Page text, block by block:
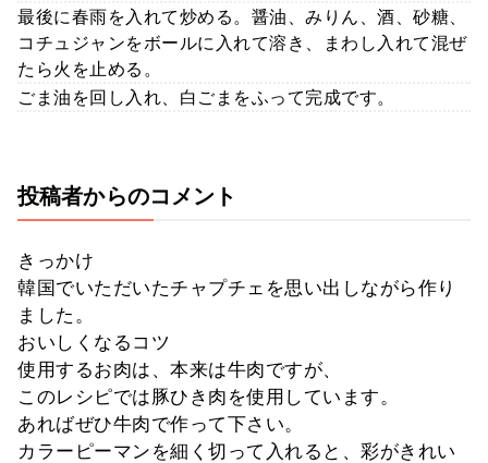
最後に春雨を入れて炒める。醤油、みりん、酒、砂糖、
コチュジャンをボールに入れて溶き、まわし入れて混ぜ
たら火を止める。
ごま油を回し入れ、白ごまをふって完成です。
投稿者からのコメント
きっかけ
韓国でいただいたチャプチェを思い出しながら作り
ました。
おいしくなるコツ
使用するお肉は、本来は牛肉ですが、
このレシピでは豚ひき肉を使用しています。
あればぜひ牛肉で作って下さい。
カラーピーマンを細く切って入れると、彩がきれい